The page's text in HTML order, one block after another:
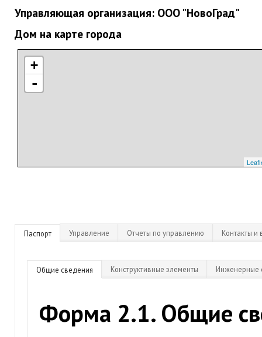
Управляющая организация: ООО "НовоГрад"
Дом на карте города
+
-
Паспорт Управление Отчеты по управлению Контакты и
Общие сведения Конструктивные элементы Инженерные
Форма 2.1. Общие